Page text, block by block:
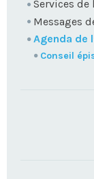
Services de
Messages
Agenda de
Conseil